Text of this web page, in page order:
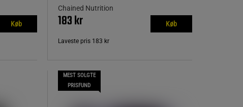
Køb
Chained Nutrition
183 kr Køb
Laveste pris 183 kr
MEST SOLGTE
PRISFUND